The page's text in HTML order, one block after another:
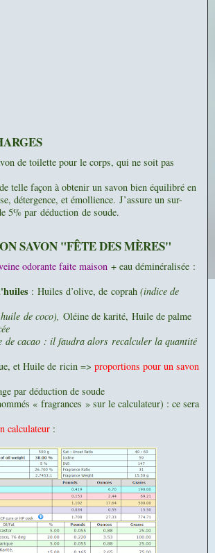
de toilette pour le corps, qui ne soit pas
telle façon à obtenir un savon bien équilibré en
détergence, et émollience. J’assure un sur-
5% par déduction de soude.
SAVON "FÊTE DES MÈRES"
odorante faite maison + eau déminéralisée :
: Huiles d’olive, de coprah (indice de
de coco), Oléine de karité, Huile de palme
de cacao : il faudra alors recalculer la quantité
et Huile de ricin => proportions pour un savon
par déduction de soude
« fragrances » sur le calculateur) : ce sera
calculateur :